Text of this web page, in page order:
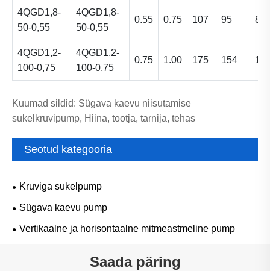
4QGD1,8-
50-0,55
4QGD1,8-
50-0,55
0.55 0.75 107 95 86
4QGD1,2-
100-0,75
4QGD1,2-
100-0,75
0.75 1.00 175 154
Kuumad sildid: Sügava kaevu niisutamise
sukelkruvipump, Hiina, tootja, tarnija, tehas
Seotud kategooria
Kruviga sukelpump
Sügava kaevu pump
Vertikaalne ja horisontaalne mitmeastmeline pump
Saada päring